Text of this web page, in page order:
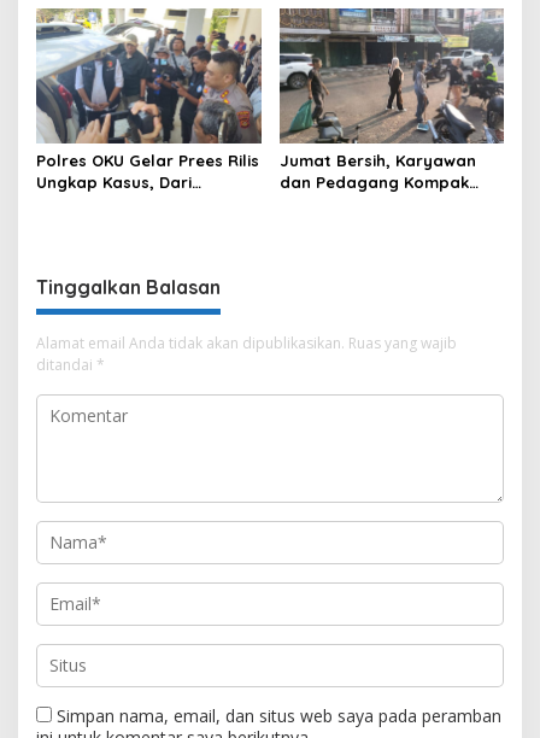
Media dan Polri
Kurang, Pertamina Patra
Niaga Bungkam
Polres OKU Gelar Prees Rilis
Ungkap Kasus, Dari
Jumat Bersih, Karyawan
dan Pedagang Kompak
Tinggalkan Balasan
Alamat email Anda tidak akan dipublikasikan. Ruas yang wajib
ditandai *
Simpan nama, email, dan situs web saya pada peramban